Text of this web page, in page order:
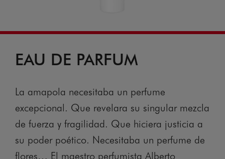
EAU DE PARFUM
La amapola necesitaba un perfume
excepcional. Que revelara su singular mezcla
de fuerza y fragilidad. Que hiciera justicia a
su poder poético. Necesitaba un perfume de
flores… El maestro perfumista Alberto